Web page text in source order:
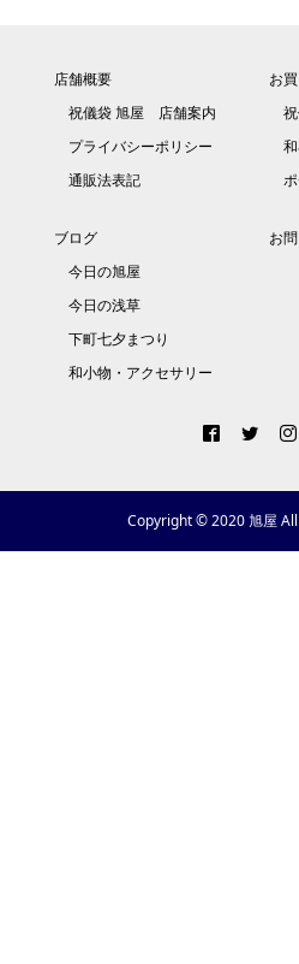
店舗概要
祝儀袋 旭屋 店舗案内
プライバシーポリシー
通販法表記
お
ブログ
今日の旭屋
今日の浅草
下町七夕まつり
和小物・アクセサリー
お
Copyright © 2020 旭屋